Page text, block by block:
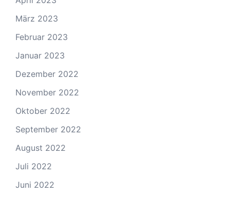
März 2023
Februar 2023
Januar 2023
Dezember 2022
November 2022
Oktober 2022
September 2022
August 2022
Juli 2022
Juni 2022